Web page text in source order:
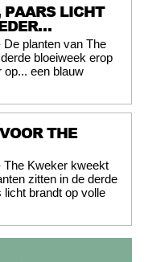
LICHT
planten van The
bloeiweek erop
op... een blauw
THE
Kweker kweekt
zitten in de derde
brandt op volle